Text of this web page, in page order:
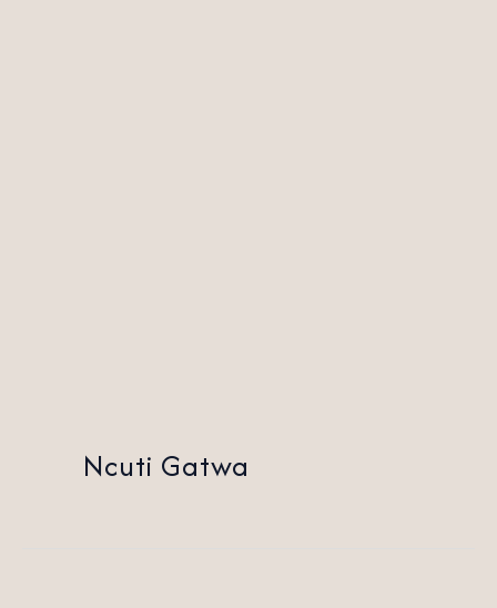
Ncuti Gatwa